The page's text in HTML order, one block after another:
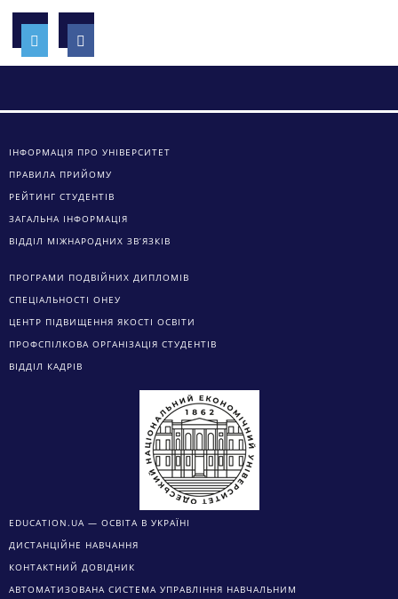
ПРАВИЛА ПРИЙОМУ
РЕЙТИНГ СТУДЕНТІВ
ЗАГАЛЬНА ІНФОРМАЦІЯ
ПРОГРАМИ ПОДВІЙНИХ ДИПЛОМІВ
ЦЕНТР ПІДВИЩЕННЯ ЯКОСТІ ОСВІТИ
ВІДДІЛ КАДРІВ
EDUCATION.UA — ОСВІТА В УКРАЇНІ
АВТОМАТИЗОВАНА СИСТЕМА УПРАВЛІННЯ НАВЧАЛЬНИМ
Одеський національний економічний університет
65082, м.Одеса, вул. Преображенська, 8